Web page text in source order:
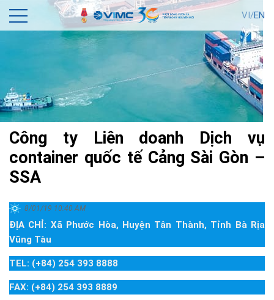
VI/EN
Công ty Liên doanh Dịch vụ
container quốc tế Cảng Sài Gòn –
SSA
8/01/19 10:40 AM
ĐỊA CHỈ: Xã Phước Hòa, Huyện Tân Thành, Tỉnh Bà Rịa
Vũng Tàu
TEL: (+84) 254 393 8888
FAX: (+84) 254 393 8889